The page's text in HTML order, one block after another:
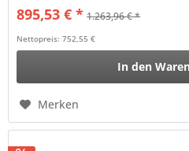
895,53 € * 1.263,96 € *
Nettopreis: 752,55 €
In den
Merken